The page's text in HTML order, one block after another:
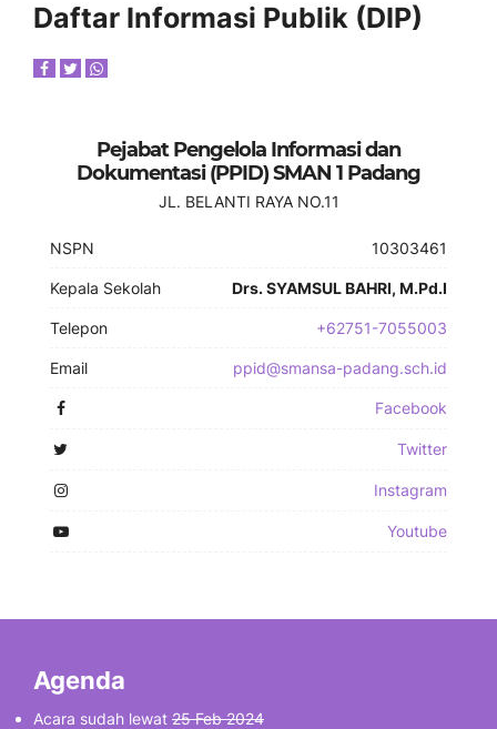
Daftar Informasi Publik (DIP)
Pejabat Pengelola Informasi dan
Dokumentasi (PPID) SMAN 1 Padang
JL. BELANTI RAYA NO.11
NSPN 10303461
Kepala Sekolah Drs. SYAMSUL BAHRI, M.Pd.I
Telepon +62751-7055003
Email ppid@smansa-padang.sch.id
Facebook
Twitter
Instagram
Youtube
Agenda
Acara sudah lewat 25 Feb 2024